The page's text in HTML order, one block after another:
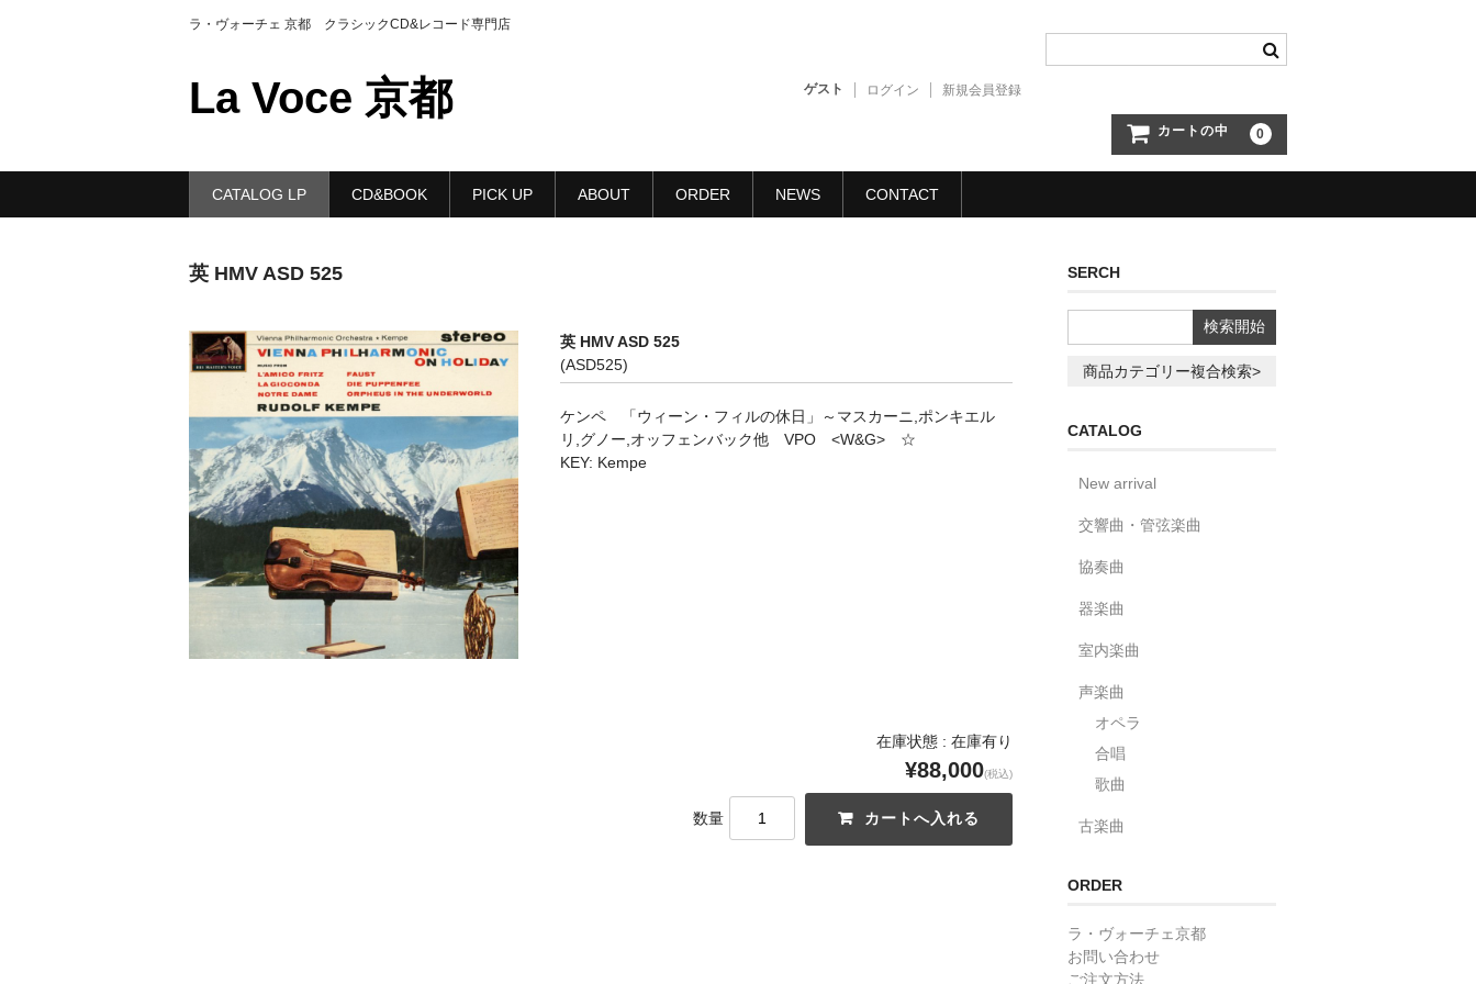
ラ・ヴォーチェ 京都 クラシックCD&レコード専門店
La Voce 京都 ゲスト ログイン 新規会員登録
カートの中 0
CATALOG LP CD&BOOK PICK UP ABOUT ORDER NEWS CONTACT
英 HMV ASD 525
英 HMV ASD 525
(ASD525)
ケンペ 「ウィーン・フィルの休日」～マスカーニ,ポンキエル
リ,グノー,オッフェンバック他 VPO <W&G> ☆
KEY: Kempe
在庫状態 : 在庫有り
¥88,000(税込)
数量
SERCH
商品カテゴリー複合検索>
CATALOG
New arrival
交響曲・管弦楽曲
協奏曲
器楽曲
室内楽曲
声楽曲
オペラ
合唱
歌曲
古楽曲
ORDER
ラ・ヴォーチェ京都
お問い合わせ
ご注文方法